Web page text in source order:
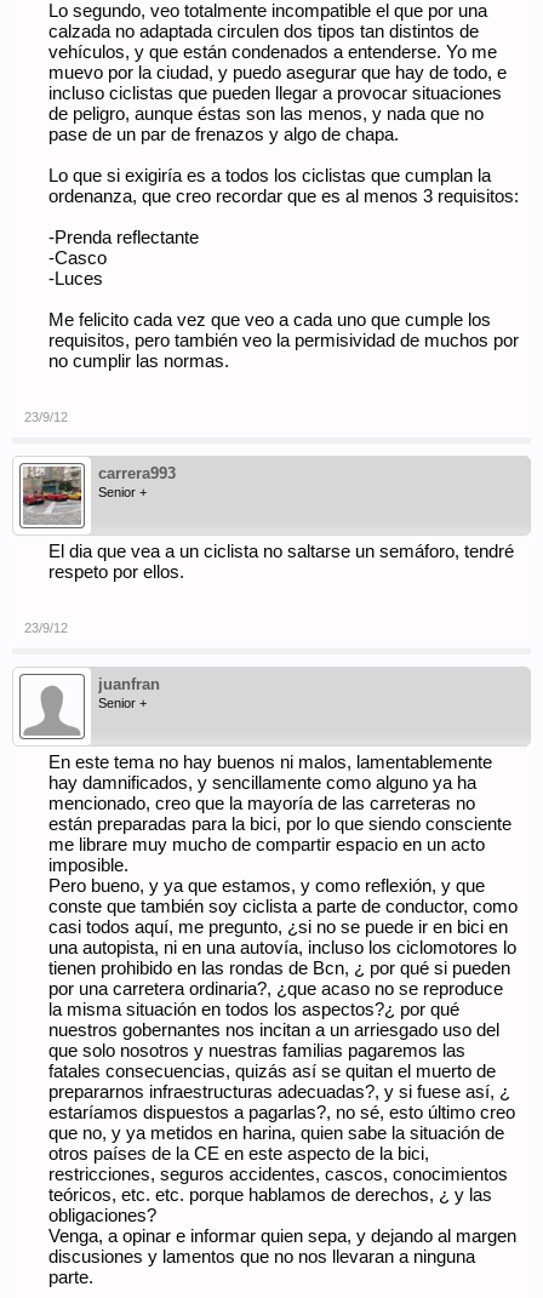
Lo segundo, veo totalmente incompatible el que por una
calzada no adaptada circulen dos tipos tan distintos de
vehículos, y que están condenados a entenderse. Yo me
muevo por la ciudad, y puedo asegurar que hay de todo, e
incluso ciclistas que pueden llegar a provocar situaciones
de peligro, aunque éstas son las menos, y nada que no
pase de un par de frenazos y algo de chapa.
Lo que si exigiría es a todos los ciclistas que cumplan la
ordenanza, que creo recordar que es al menos 3 requisitos:
-Prenda reflectante
-Casco
-Luces
Me felicito cada vez que veo a cada uno que cumple los
requisitos, pero también veo la permisividad de muchos por
no cumplir las normas.
23/9/12
carrera993
Senior +
El dia que vea a un ciclista no saltarse un semáforo, tendré
respeto por ellos.
23/9/12
juanfran
Senior +
En este tema no hay buenos ni malos, lamentablemente
hay damnificados, y sencillamente como alguno ya ha
mencionado, creo que la mayoría de las carreteras no
están preparadas para la bici, por lo que siendo consciente
me librare muy mucho de compartir espacio en un acto
imposible.
Pero bueno, y ya que estamos, y como reflexión, y que
conste que también soy ciclista a parte de conductor, como
casi todos aquí, me pregunto, ¿si no se puede ir en bici en
una autopista, ni en una autovía, incluso los ciclomotores lo
tienen prohibido en las rondas de Bcn, ¿ por qué si pueden
por una carretera ordinaria?, ¿que acaso no se reproduce
la misma situación en todos los aspectos?¿ por qué
nuestros gobernantes nos incitan a un arriesgado uso del
que solo nosotros y nuestras familias pagaremos las
fatales consecuencias, quizás así se quitan el muerto de
prepararnos infraestructuras adecuadas?, y si fuese así, ¿
estaríamos dispuestos a pagarlas?, no sé, esto último creo
que no, y ya metidos en harina, quien sabe la situación de
otros países de la CE en este aspecto de la bici,
restricciones, seguros accidentes, cascos, conocimientos
teóricos, etc. etc. porque hablamos de derechos, ¿ y las
obligaciones?
Venga, a opinar e informar quien sepa, y dejando al margen
discusiones y lamentos que no nos llevaran a ninguna
parte.